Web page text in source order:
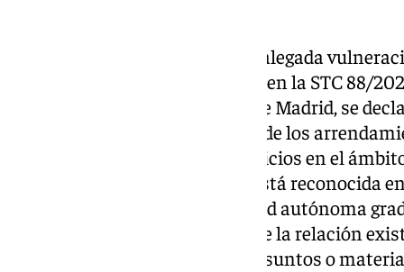
El Pleno desestima también la alegada
igual que en el recurso dirimido en la STC 88/
con la Comunidad Autónoma de Madrid, se
autonómica para la regulación de los
conductor que presten sus servicios en el
íntegramente en su territorio está reconocida
correspondiendo a la comunidad autónoma
intervención local en función de la relación
y supralocales dentro de tales asuntos o